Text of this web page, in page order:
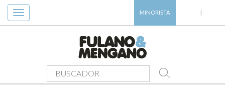
Toggle
navigation
MINORISTA
BIENESTAR>TOALLON